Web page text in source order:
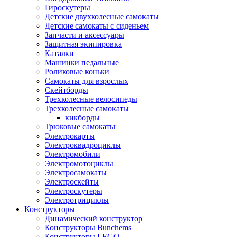
Гироскутеры
Детские двухколесные самокаты
Детские самокаты с сиденьем
Запчасти и аксессуары
Защитная экипировка
Каталки
Машинки педальные
Роликовые коньки
Самокаты для взрослых
Скейтборды
Трехколесные велосипеды
Трехколесные самокаты
кикборды
Трюковые самокаты
Электрокарты
Электроквадроциклы
Электромобили
Электромотоциклы
Электросамокаты
Электроскейты
Электроскутеры
Электротрициклы
Конструкторы
Динамический конструктор
Конструкторы Bunchems